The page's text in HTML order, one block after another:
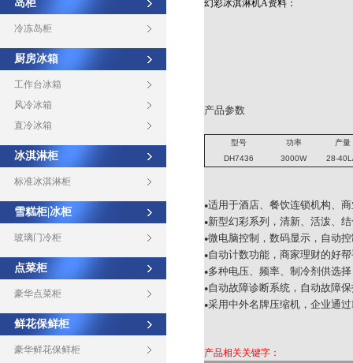
岛柜
冷冻岛柜
厨房冰箱
工作台冰箱
风冷冰箱
直冷冰箱
冰淇淋柜
标准冰淇淋柜
雪糕柜|冰柜
玻璃门冷柜
点菜柜
豪华点菜柜
鲜花保鲜柜
豪华鲜花保鲜柜
幻彩冰淇淋机A资料：
产品参数
型号 功率
产量
DH7436
3000W 28-
●适用于酒店、餐饮连锁机构、
●新型幻彩系列，清新、活泼、
●微电脑控制，数码显示，自动
●自动计数功能，商家理财的好
●多种电压、频率、制冷剂供选
●自动故障诊断系统，自动故障
●采用中外名牌压缩机，企业通过
产品相关关键字：